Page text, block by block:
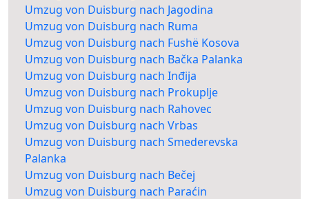
Umzug von Duisburg nach Jagodina
Umzug von Duisburg nach Ruma
Umzug von Duisburg nach Fushë Kosova
Umzug von Duisburg nach Bačka Palanka
Umzug von Duisburg nach Inđija
Umzug von Duisburg nach Prokuplje
Umzug von Duisburg nach Rahovec
Umzug von Duisburg nach Vrbas
Umzug von Duisburg nach Smederevska
Palanka
Umzug von Duisburg nach Bečej
Umzug von Duisburg nach Paraćin